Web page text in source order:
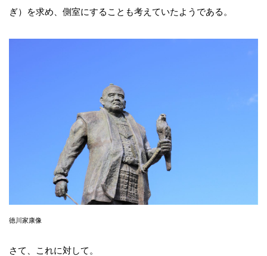
ぎ）を求め、側室にすることも考えていたようである。
徳川家康像
さて、これに対して。